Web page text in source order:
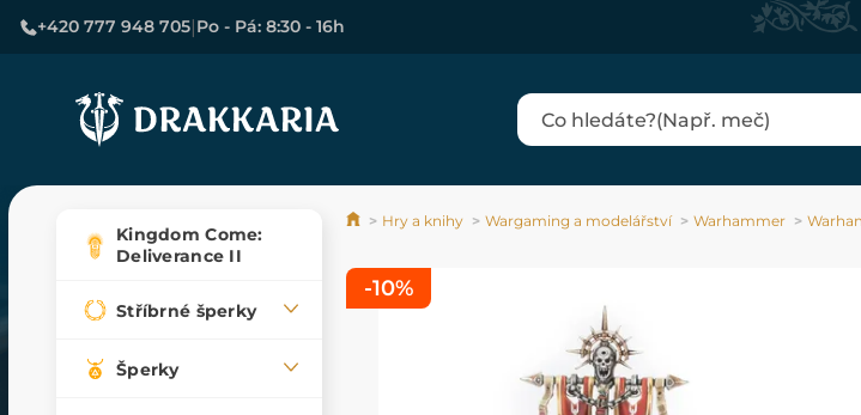
+420 777 948 705|Po - Pá: 8:30 - 16h
Kingdom Come:
Deliverance II
Stříbrné šperky
Šperky
Hry a knihy Wargaming a modelářství Warhammer
-10%